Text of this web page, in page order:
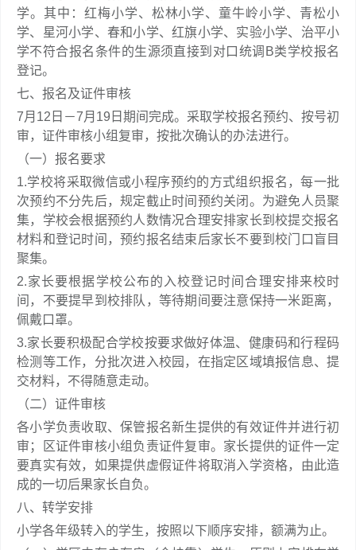
学。其中：红梅小学、松林小学、童牛岭小学、青松小
学、星河小学、春和小学、红旗小学、实验小学、治平小
学不符合报名条件的生源须直接到对口统调B类学校报名
登记。
七、报名及证件审核
7月12日－7月19日期间完成。采取学校报名预约、按号初
审，证件审核小组复审，按批次确认的办法进行。
（一）报名要求
1.学校将采取微信或小程序预约的方式组织报名，每一批
次预约不分先后，规定截止时间预约关闭。为避免人员聚
集，学校会根据预约人数情况合理安排家长到校提交报名
材料和登记时间，预约报名结束后家长不要到校门口盲目
聚集。
2.家长要根据学校公布的入校登记时间合理安排来校时
间，不要提早到校排队，等待期间要注意保持一米距离，
佩戴口罩。
3.家长要积极配合学校按要求做好体温、健康码和行程码
检测等工作，分批次进入校园，在指定区域填报信息、提
交材料，不得随意走动。
（二）证件审核
各小学负责收取、保管报名新生提供的有效证件并进行初
审；区证件审核小组负责证件复审。家长提供的证件一定
要真实有效，如果提供虚假证件将取消入学资格，由此造
成的一切后果家长自负。
八、转学安排
小学各年级转入的学生，按照以下顺序安排，额满为止。